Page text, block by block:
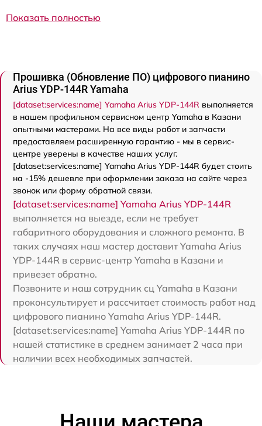
Показать полностью
Прошивка (Обновление ПО) цифрового пианино
Arius YDP-144R Yamaha
[dataset:services:name] Yamaha Arius YDP-144R выполняется
в нашем профильном сервисном центр Yamaha в Казани
опытными мастерами. На все виды работ и запчасти
предоставляем расширенную гарантию - мы в сервис-
центре уверены в качестве наших услуг.
[dataset:services:name] Yamaha Arius YDP-144R будет стоить
на -15% дешевле при оформлении заказа на сайте через
звонок или форму обратной связи.
[dataset:services:name] Yamaha Arius YDP-144R
выполняется на выезде, если не требует
габаритного оборудования и сложного ремонта. В
таких случаях наш мастер доставит Yamaha Arius
YDP-144R в сервис-центр Yamaha в Казани и
привезет обратно.
Позвоните и наш сотрудник сц Yamaha в Казани
проконсультирует и рассчитает стоимость работ над
цифрового пианино Yamaha Arius YDP-144R.
[dataset:services:name] Yamaha Arius YDP-144R по
нашей статистике в среднем занимает 2 часа при
наличии всех необходимых запчастей.